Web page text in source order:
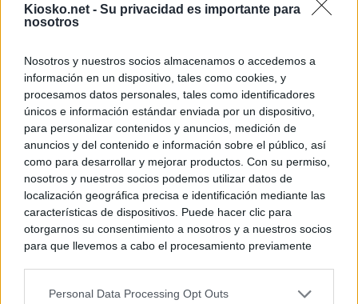
Kiosko.net - Su privacidad es importante para
nosotros
Nosotros y nuestros socios almacenamos o accedemos a
información en un dispositivo, tales como cookies, y
procesamos datos personales, tales como identificadores
únicos e información estándar enviada por un dispositivo,
para personalizar contenidos y anuncios, medición de
anuncios y del contenido e información sobre el público, así
como para desarrollar y mejorar productos. Con su permiso,
nosotros y nuestros socios podemos utilizar datos de
localización geográfica precisa e identificación mediante las
características de dispositivos. Puede hacer clic para
otorgarnos su consentimiento a nosotros y a nuestros socios
para que llevemos a cabo el procesamiento previamente
negar su consentimiento. Tenga en cuenta que algún
Personal Data Processing Opt Outs